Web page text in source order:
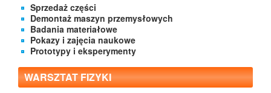
Sprzedaż części
Demontaż maszyn przemysłowych
Badania materiałowe
Pokazy i zajęcia naukowe
Prototypy i eksperymenty
WARSZTAT FIZYKI